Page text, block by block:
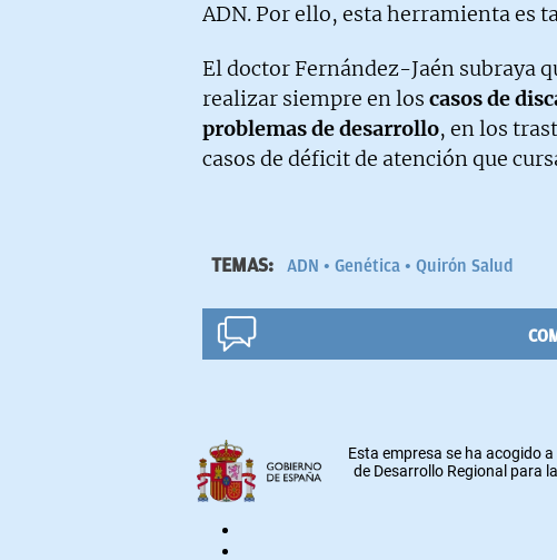
ADN. Por ello, esta herramienta es
El doctor Fernández-Jaén subraya
realizar siempre en los casos de
problemas de desarrollo, en los
casos de déficit de atención que
TEMAS: ADN Genética Quirón Salud
Esta empresa se ha acogido
de Desarrollo Regional para